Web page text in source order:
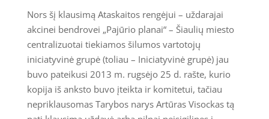
Nors šį klausimą Ataskaitos rengėjui – uždarajai
akcinei bendrovei „Pajūrio planai“ – Šiaulių miesto
centralizuotai tiekiamos šilumos vartotojų
iniciatyvinė grupė (toliau – Iniciatyvinė grupė) jau
buvo pateikusi 2013 m. rugsėjo 25 d. rašte, kurio
kopija iš anksto buvo įteikta ir komitetui, tačiau
nepriklausomas Tarybos narys Artūras Visockas tą